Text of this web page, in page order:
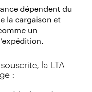
dépendent du
la cargaison et
un
la LTA
: